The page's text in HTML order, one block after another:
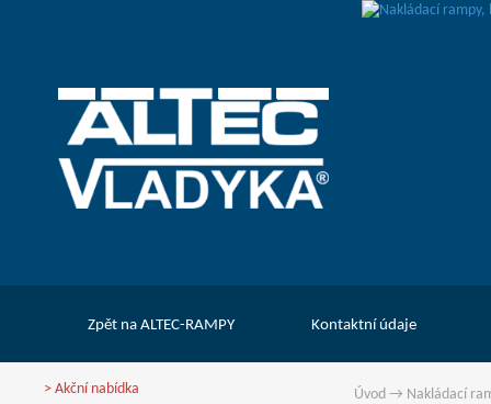
Zpět na ALTEC-RAMPY Kontaktní údaje
> Akční nabídka Úvod→ Nakládací